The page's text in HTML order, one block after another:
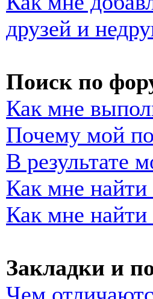
друзей и
Поиск по
Как мне
Почему мой
В результате
Как мне найти
Как мне
Закладки и